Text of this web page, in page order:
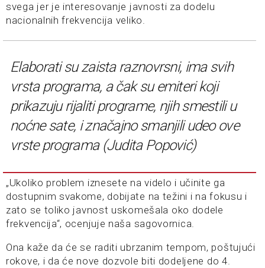
svega jer je interesovanje javnosti za dodelu
nacionalnih frekvencija veliko.
Elaborati su zaista raznovrsni, ima svih
vrsta programa, a čak su emiteri koji
prikazuju rijaliti programe, njih smestili u
noćne sate, i značajno smanjili udeo ove
vrste programa (Judita Popović)
„Ukoliko problem iznesete na videlo i učinite ga
dostupnim svakome, dobijate na težini i na fokusu i
zato se toliko javnost uskomešala oko dodele
frekvencija“, ocenjuje naša sagovornica.
Ona kaže da će se raditi ubrzanim tempom, poštujući
rokove, i da će nove dozvole biti dodeljene do 4.